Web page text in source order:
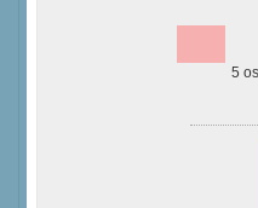
5